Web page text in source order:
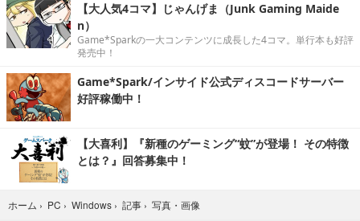
【大人気4コマ】じゃんげま（Junk Gaming Maide
n）
Game*Sparkの一大コンテンツに成長した4コマ。単行本も好評
発売中！
Game*Spark/インサイド公式ディスコードサーバー
好評稼働中！
【大喜利】『新種のゲーミング“蚊”が登場！ その特徴
とは？』回答募集中！
ホーム › PC › Windows › 記事 › 写真・画像